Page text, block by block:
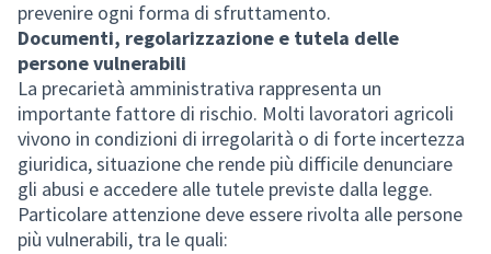
prevenire ogni forma di sfruttamento.
Documenti, regolarizzazione e tutela delle
persone vulnerabili
La precarietà amministrativa rappresenta un
importante fattore di rischio. Molti lavoratori agricoli
vivono in condizioni di irregolarità o di forte incertezza
giuridica, situazione che rende più difficile denunciare
gli abusi e accedere alle tutele previste dalla legge.
Particolare attenzione deve essere rivolta alle persone
più vulnerabili, tra le quali: